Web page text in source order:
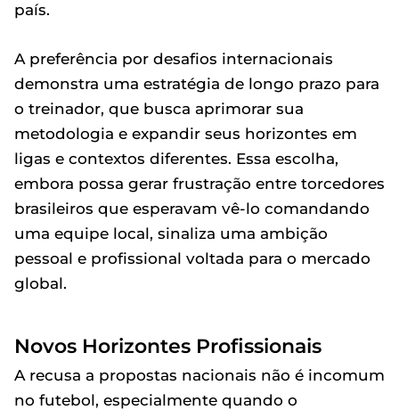
país.
A preferência por desafios internacionais
demonstra uma estratégia de longo prazo para
o treinador, que busca aprimorar sua
metodologia e expandir seus horizontes em
ligas e contextos diferentes. Essa escolha,
embora possa gerar frustração entre torcedores
brasileiros que esperavam vê-lo comandando
uma equipe local, sinaliza uma ambição
pessoal e profissional voltada para o mercado
global.
Novos Horizontes Profissionais
A recusa a propostas nacionais não é incomum
no futebol, especialmente quando o